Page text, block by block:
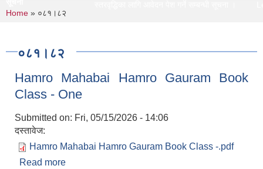
You are here
Home » ०८१।८२
०८१।८२
Hamro Mahabai Hamro Gauram Book
Class - One
Submitted on: Fri, 05/15/2026 - 14:06
दस्तावेज:
Hamro Mahabai Hamro Gauram Book Class -.pdf
Read more